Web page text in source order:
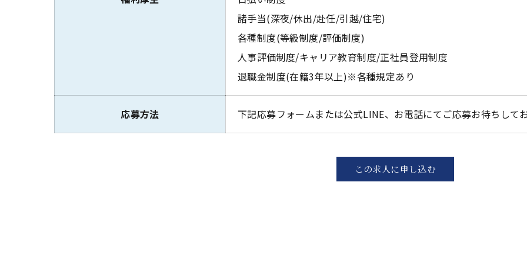
諸手当(深夜/休出/赴任/引越/住宅)
各種制度(等級制度/評価制度)
人事評価制度/キャリア教育制度/正社員登用制度
退職金制度(在籍3年以上)※各種規定あり
応募方法 下記応募フォームまたは公式LINE、お電話にてご応募お待ちしてお
この求人に申し込む